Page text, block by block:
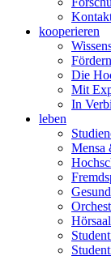
kooperieren
Die
Mit
In
leben
Mensa